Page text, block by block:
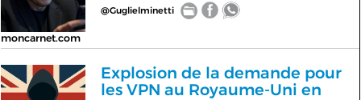
moncarnet.com
@Guglielminetti
Explosion de la demande pour
les VPN au Royaume-Uni en